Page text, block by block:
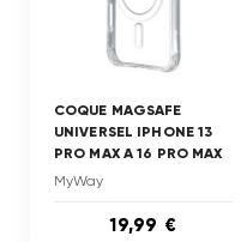
COQUE MAGSAFE
UNIVERSEL IPHONE 13
PRO MAX A 16 PRO MAX
MyWay
19,99 €